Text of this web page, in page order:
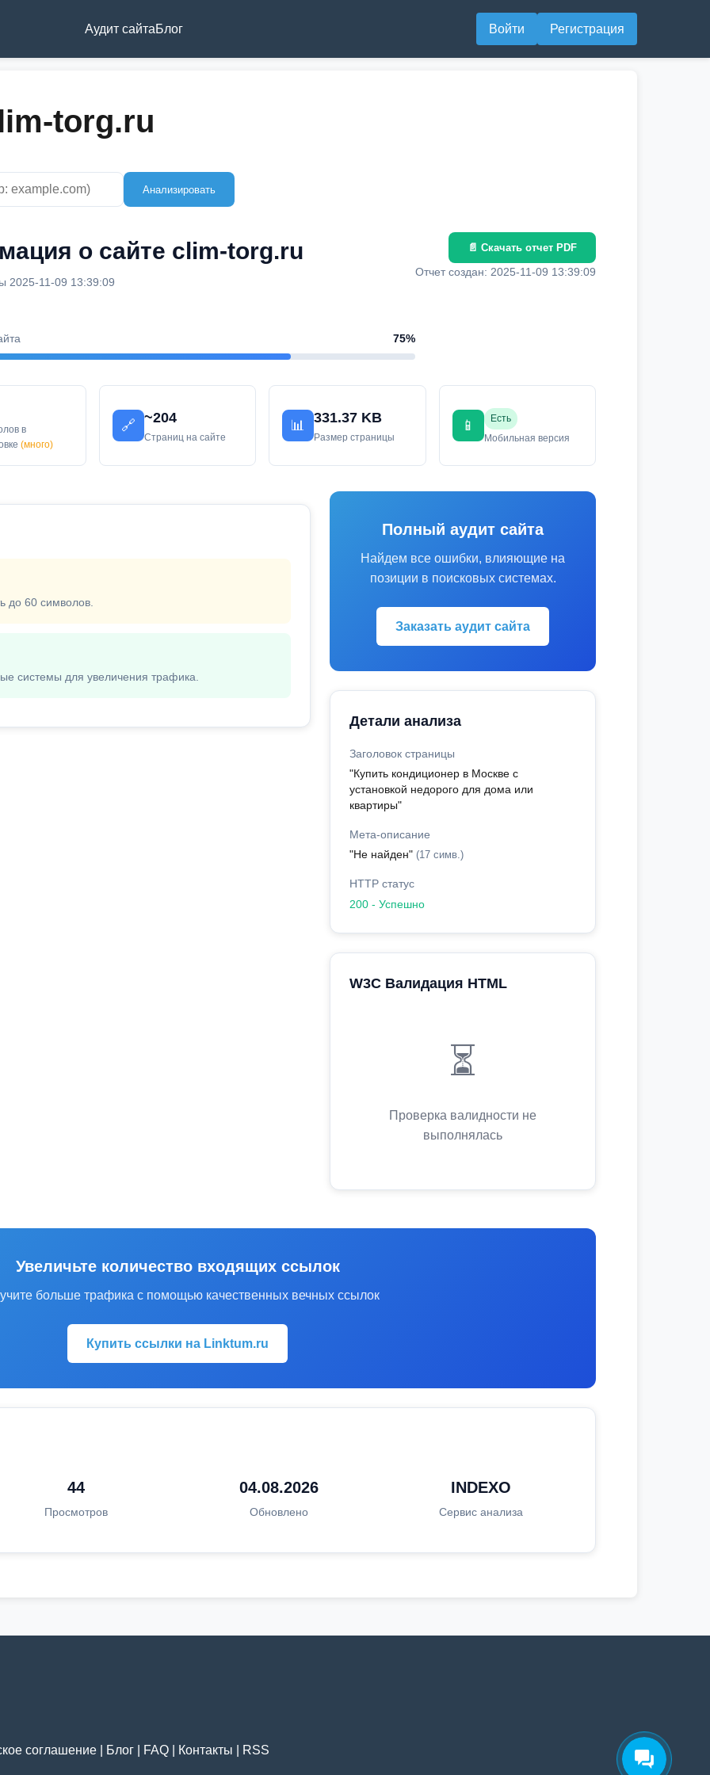
Аудит сайтаБлог Войти Регистрация
torg.ru
Анализировать
о сайте clim-torg.ru
2025-11-09 13:39:09
75%
📄 Скачать отчет PDF
Отчет создан: 2025-11-09 13:39:09
в
(много)
🔗
~204
Страниц на сайте
📊
331.37 KB
Размер страницы
📱
Есть
Мобильная версия
до 60 символов.
системы для увеличения трафика.
Полный аудит сайта
Найдем все ошибки, влияющие на
позиции в поисковых системах.
Заказать аудит сайта
Детали анализа
Заголовок страницы
"Купить кондиционер в Москве с
установкой недорого для дома или
квартиры"
Мета-описание
"Не найден" (17 симв.)
HTTP статус
200 - Успешно
W3C Валидация HTML
⏳
Проверка валидности не
выполнялась
Увеличьте количество входящих ссылок
больше трафика с помощью качественных вечных ссылок
Купить ссылки на Linktum.ru
44
Просмотров
04.08.2026
Обновлено
INDEXO
Сервис анализа
соглашение Блог FAQ Контакты RSS